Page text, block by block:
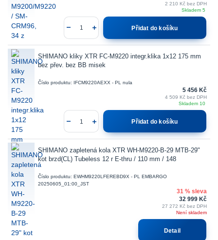
2 210 Kč bez DPH
Skladem 5
Přidat do košíku
SHIMANO kliky XTR FC-M9220 integr.klika 1x12 175 mm
bez přev. bez BB misek
Číslo produktu: IFCM9220AEXX - PL nula
5 456 Kč
4 509 Kč bez DPH
Skladem 10
Přidat do košíku
SHIMANO zapletená kola XTR WH-M9220-B-29 MTB-29"
kot brzd(CL) Tubeless 12 r E-thru / 110 mm / 148
Číslo produktu: EWHM9220LFEREBD9X - PL EMBARGO
20250605_01:00_JST
31 % sleva
32 999 Kč
27 272 Kč bez DPH
Není skladem
Detail